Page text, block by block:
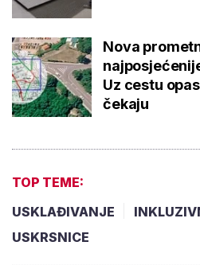
Nova
Uz cestu
čekaju
TOP TEME:
USKLAĐIVANJE
USKRSNICE